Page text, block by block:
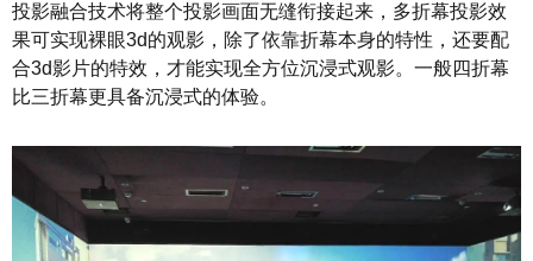
投影融合技术将整个投影画面无缝衔接起来，多折幕投影效
果可实现裸眼3d的观影，除了依靠折幕本身的特性，还要配
合3d影片的特效，才能实现全方位沉浸式观影。一般四折幕
比三折幕更具备沉浸式的体验。